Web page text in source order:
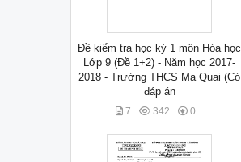
Đề kiểm tra học kỳ 1 môn Hóa học
Lớp 9 (Đề 1+2) - Năm học 2017-
2018 - Trường THCS Ma Quai (Có
đáp án
7 342 0